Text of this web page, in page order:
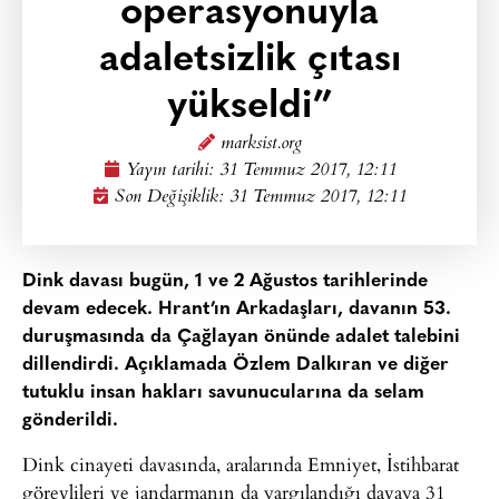
operasyonuyla
adaletsizlik çıtası
yükseldi”
marksist.org
Yayın tarihi: 31 Temmuz 2017, 12:11
Son Değişiklik: 31 Temmuz 2017, 12:11
Dink davası bugün, 1 ve 2 Ağustos tarihlerinde
devam edecek. Hrant’ın Arkadaşları, davanın 53.
duruşmasında da Çağlayan önünde adalet talebini
dillendirdi. Açıklamada Özlem Dalkıran ve diğer
tutuklu insan hakları savunucularına da selam
gönderildi.
Dink cinayeti davasında, aralarında Emniyet, İstihbarat
görevlileri ve jandarmanın da yargılandığı davaya 31